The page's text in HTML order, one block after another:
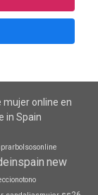
online en
in Spain
new